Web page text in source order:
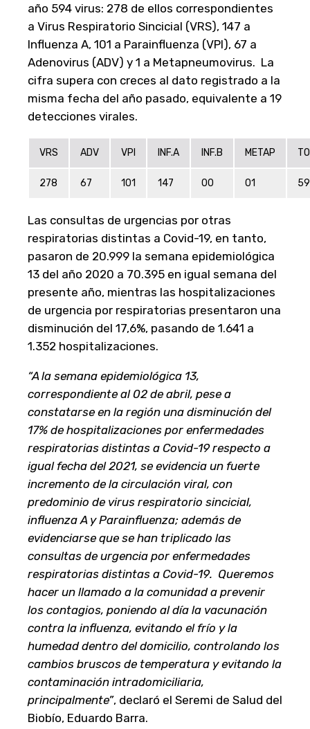
año 594 virus: 278 de ellos correspondientes
a Virus Respiratorio Sincicial (VRS), 147 a
Influenza A, 101 a Parainfluenza (VPI), 67 a
Adenovirus (ADV) y 1 a Metapneumovirus. La
cifra supera con creces al dato registrado a la
misma fecha del año pasado, equivalente a 19
detecciones virales.
VRS ADV VPI INF.A INF.B METAP
278 67 101 147 00 01
Las consultas de urgencias por otras
respiratorias distintas a Covid-19, en tanto,
pasaron de 20.999 la semana epidemiológica
13 del año 2020 a 70.395 en igual semana del
presente año, mientras las hospitalizaciones
de urgencia por respiratorias presentaron una
disminución del 17,6%, pasando de 1.641 a
1.352 hospitalizaciones.
“A la semana epidemiológica 13,
correspondiente al 02 de abril, pese a
constatarse en la región una disminución del
17% de hospitalizaciones por enfermedades
respiratorias distintas a Covid-19 respecto a
igual fecha del 2021, se evidencia un fuerte
incremento de la circulación viral, con
predominio de virus respiratorio sincicial,
influenza A y Parainfluenza; además de
evidenciarse que se han triplicado las
consultas de urgencia por enfermedades
respiratorias distintas a Covid-19. Queremos
hacer un llamado a la comunidad a prevenir
los contagios, poniendo al día la vacunación
contra la influenza, evitando el frío y la
humedad dentro del domicilio, controlando los
cambios bruscos de temperatura y evitando la
contaminación intradomiciliaria,
principalmente”, declaró el Seremi de Salud del
Biobío, Eduardo Barra.